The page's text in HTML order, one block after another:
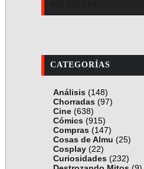
CATEGORÍAS
Análisis (148)
Chorradas (97)
Cine (638)
Cómics (915)
Compras (147)
Cosas de Almu (25)
Cosplay (22)
Curiosidades (232)